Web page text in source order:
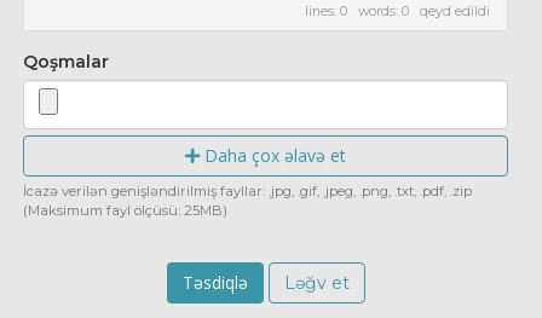
lines: 0 words: 0qeyd edildi
Qoşmalar
Daha çox əlavə et
İcazə verilən genişləndirilmiş fayllar: .jpg, .gif, .jpeg, .png, .txt, .pdf, .zip
(Maksimum fayl ölçüsü: 25MB)
Ləğv et